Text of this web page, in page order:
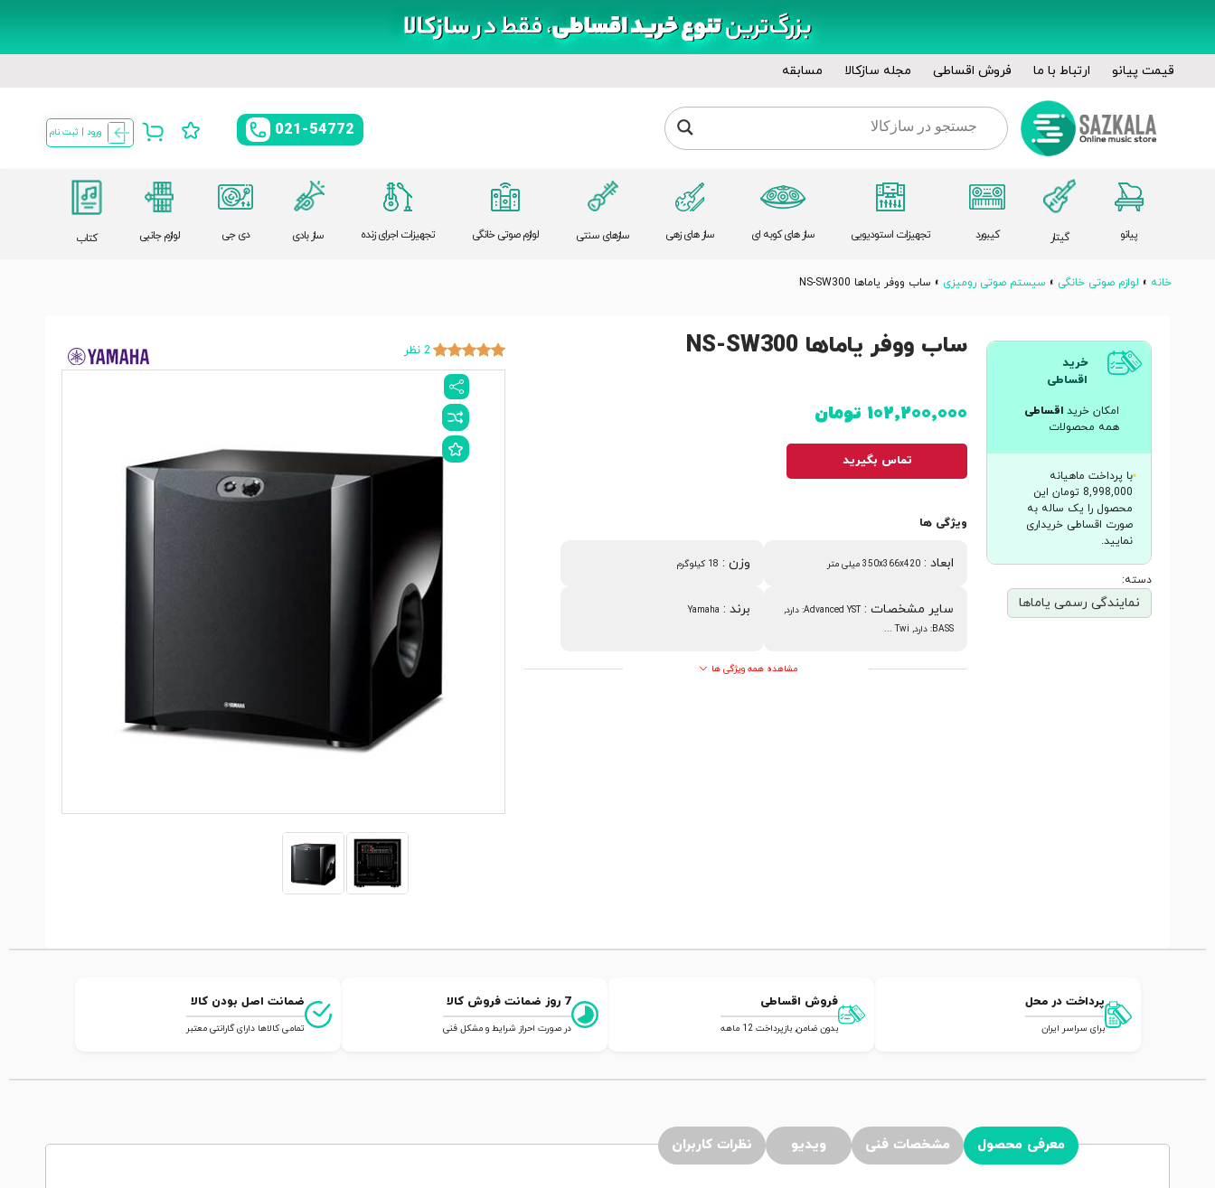
قیمت پیانو ارتباط با ما فروش اقساطی مجله سازکالا مسابقه
ورود | ثبت نام 021-54772
پیانو گیتار کیبورد تجهیزات استودیویی ساز های کوبه ای ساز های زهی سازهای سنتی لوازم صوتی خانگی تجهیزات اجرای زنده ساز بادی دی جی لوازم جانبی کتاب
خانه » لوازم صوتی خانگی » سیستم صوتی رومیزی » ساب ووفر یاماها NS-SW300
ساب ووفر یاماها NS-SW300
تماس بگیرید
۱۰۲٬۲۰۰٬۰۰۰ تومان
ویژگی ها
ابعاد: 350x366x420 میلی متر وزن: 18 کیلوگرم
سایر مشخصات:
Advanced YST: دارد,
BASS: دارد, Twi ...
برند:
Yamaha
مشاهده همه ویژگی ها
2 نظر
خرید
اقساطی
امکان خرید اقساطی
همه محصولات
با پرداخت ماهیانه
8,998,000 تومان این
محصول را یک ساله به
صورت اقساطی خریداری
نمایید.
دسته:
نمایندگی رسمی یاماها
پرداخت در محل
برای سراسر ایران
فروش اقساطی
بدون ضامن, بازپرداخت 12 ماهه
7 روز ضمانت فروش کالا
در صورت احراز شرایط و مشکل فنی
ضمانت اصل بودن کالا
تمامی کالاها دارای گارانتی معتبر
معرفی محصول مشخصات فنی ویدیو نظرات کاربران